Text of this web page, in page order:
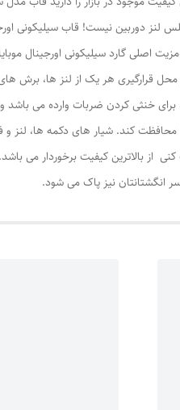
لنز دوربین نیست! قاب سیلیکونی
مزیت اصلی گارد سیلیکونی
محل قرارگیری هر یک از لنز ها،
برای خنثی کردن ضربات وارده می
از بالاترین کیفیت برخوردار می
انگشتانتان نیز پاک می شود.